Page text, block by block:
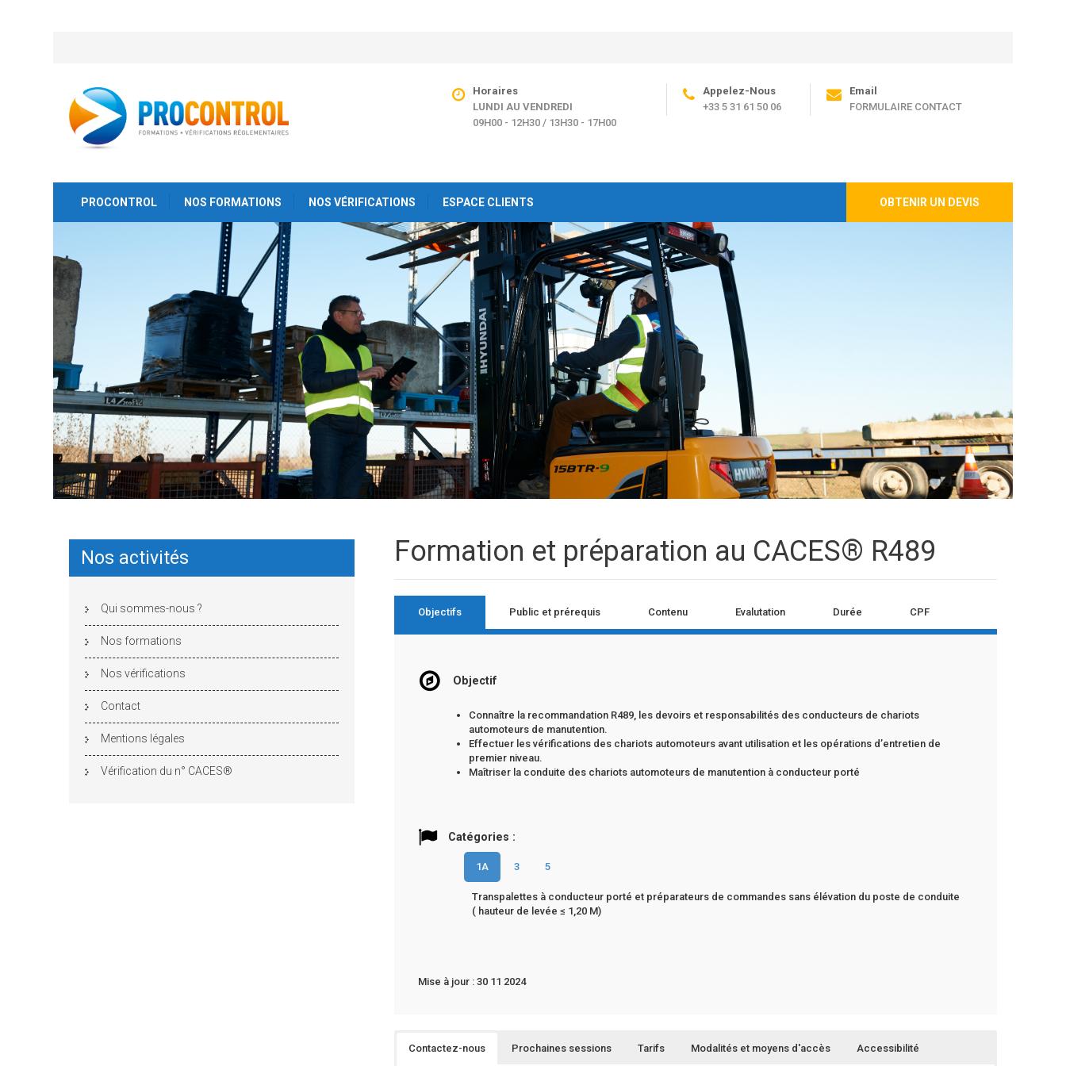
Horaires
LUNDI AU VENDREDI
09H00 - 12H30 / 13H30 - 17H00
Appelez-Nous
+33 5 31 61 50 06
Email
FORMULAIRE CONTACT
PROCONTROL NOS FORMATIONS NOS VÉRIFICATIONS ESPACE CLIENTS OBTENIR UN DEVIS
Formation et préparation au CACES® R489
Objectifs Public et prérequis Contenu Evalutation Durée CPF
Objectif
Connaître la recommandation R489, les devoirs et responsabilités des conducteurs de chariots
automoteurs de manutention.
Effectuer les vérifications des chariots automoteurs avant utilisation et les opérations d’entretien de
premier niveau.
Maîtriser la conduite des chariots automoteurs de manutention à conducteur porté
Catégories :
1A 3 5
Transpalettes à conducteur porté et préparateurs de commandes sans élévation du poste de conduite
( hauteur de levée ≤ 1,20 M)
Mise à jour : 30 11 2024
Contactez-nous Prochaines sessions Tarifs Modalités et moyens d'accès Accessibilité
Nos activités
Qui sommes-nous ?
Nos formations
Nos vérifications
Contact
Mentions légales
Vérification du n° CACES®